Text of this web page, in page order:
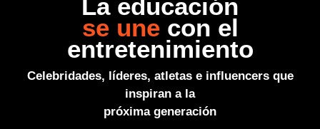
La educación
se unecon el
entretenimiento
Celebridades, líderes, atletas e influencers que
inspiran a la
próxima generación